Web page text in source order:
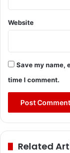
Website
Save my name,
time I comment.
Related